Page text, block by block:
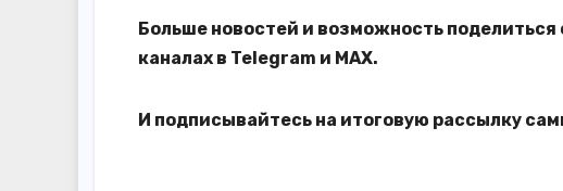
Больше новостей и возможность
каналах в Telegram и MAX.
И подписывайтесь на итоговую рассылку